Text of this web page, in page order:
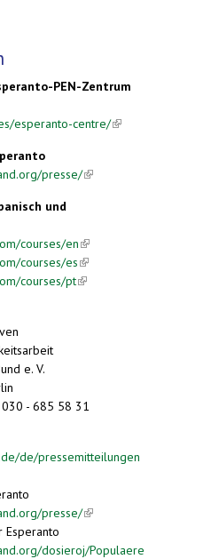
PEN-Zentrum
esperanto-centre/(link is
presse/(link is
und
courses/en(link is
external)
courses/es(link is
external)
courses/pt(link is
e. V.
- 685 58 31
de/pressemitteilungen
presse/(link is
Esperanto
dosieroj/Populaere